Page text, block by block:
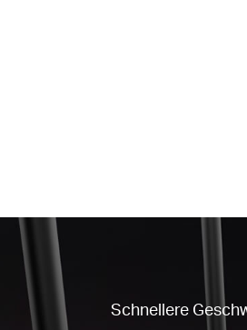
Schnellere